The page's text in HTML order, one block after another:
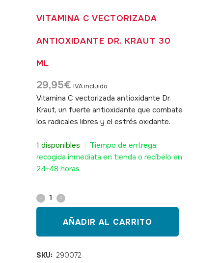
VITAMINA C VECTORIZADA
ANTIOXIDANTE DR. KRAUT 30
ML
29,95€ IVA incluido
Vitamina C vectorizada antioxidante Dr.
Kraut, un fuerte antioxidante que combate
los radicales libres y el estrés oxidante.
1 disponibles
Tiempo de entrega:
recogida inmediata en tienda o recíbelo en
24-48 horas
Vitamina
vectorizada
antioxidante
AÑADIR AL CARRITO
SKU: 290072